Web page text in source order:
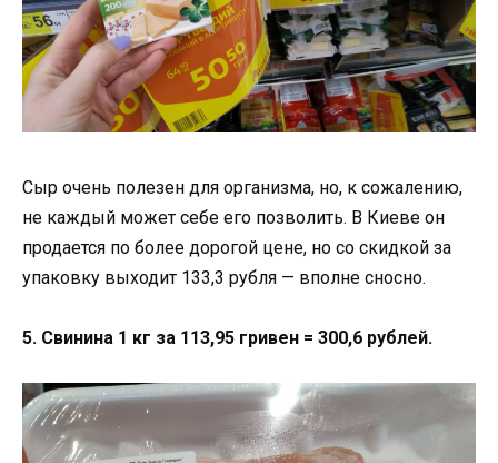
Сыр очень полезен для организма, но, к сожалению,
не каждый может себе его позволить. В Киеве он
продается по более дорогой цене, но со скидкой за
упаковку выходит 133,3 рубля — вполне сносно.
5. Свинина 1 кг за 113,95 гривен = 300,6 рублей.